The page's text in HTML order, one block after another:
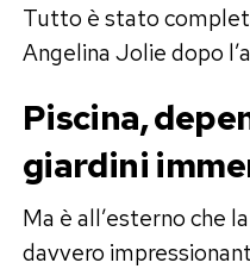
Tutto è stato
Angelina Jolie dopo
Piscina,
giardini
Ma è all’esterno che
davvero